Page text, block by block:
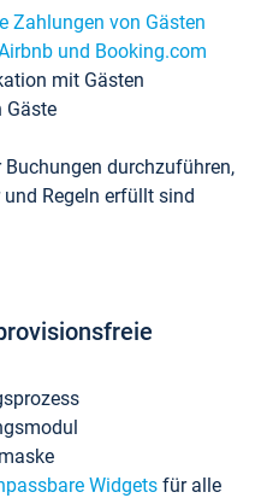
Zahlungen von Gästen
und Booking.com
mit Gästen
Gäste
durchzuführen,
Regeln erfüllt sind
Widgets für alle